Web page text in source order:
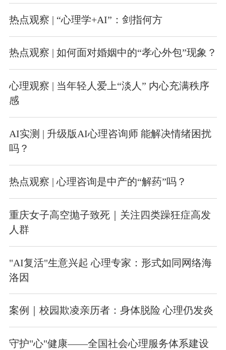
热点观察 | “心理学+AI”：剑指何方
热点观察 | 如何面对婚姻中的“孝心外包”现象？
心理观察 | 当年轻人爱上“淡人” 内心充满秩序
感
AI实测 | 升级版AI心理咨询师 能解决情绪困扰
吗？
热点观察 | 心理咨询是中产的“解药”吗？
重庆女子高空抛子致死｜关注四类躁狂症高发
人群
"AI复活"生意兴起 心理专家：形式如同网络海
洛因
案例｜校园欺凌亲历者：身体脱险 心理仍发炎
守护"心"健康——全国社会心理服务体系建设